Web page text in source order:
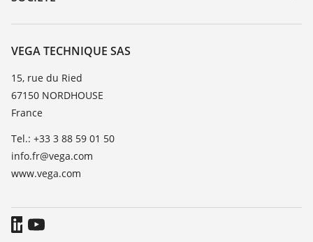
TeamViewer
Carrière
À propos de VEGA
Contact
News
Presse
Blog
VEGA TECHNIQUE SAS
15, rue du Ried
67150 NORDHOUSE
France
Tel.: +33 3 88 59 01 50
info.fr@vega.com
www.vega.com